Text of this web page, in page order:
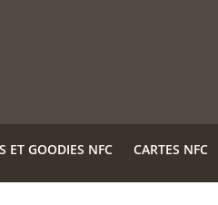
ET GOODIES NFC CARTES NFC